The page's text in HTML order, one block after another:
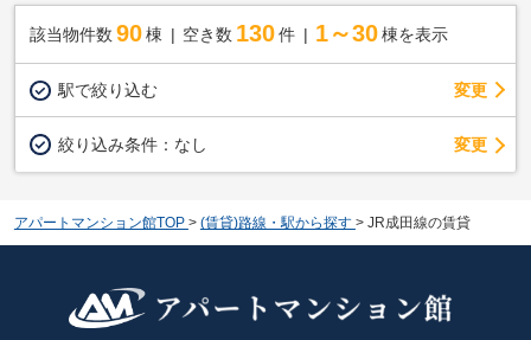
該当物件数 90棟 空き数 130 件 1～30 棟を表示
駅で絞り込む 変更
絞り込み条件： なし 変更
アパートマンション館TOP > (賃貸)路線・駅から探す > JR成田線の賃貸